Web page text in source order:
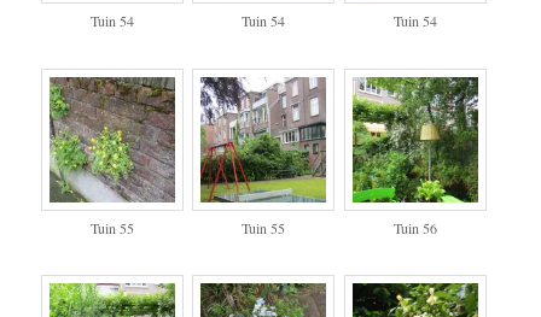
Tuin 54 Tuin 54 Tuin 54
Tuin 55 Tuin 55 Tuin 56